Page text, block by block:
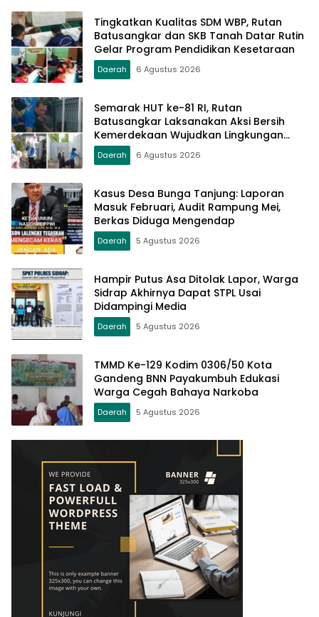
Tingkatkan Kualitas SDM WBP, Rutan
Batusangkar dan SKB Tanah Datar Rutin
Gelar Program Pendidikan Kesetaraan
Daerah 6 Agustus 2026
Semarak HUT ke-81 RI, Rutan
Batusangkar Laksanakan Aksi Bersih
Kemerdekaan Wujudkan Lingkungan
Bersih dan Sehat
Daerah 6 Agustus 2026
Kasus Desa Bunga Tanjung: Laporan
Masuk Februari, Audit Rampung Mei,
Berkas Diduga Mengendap
Daerah 5 Agustus 2026
Hampir Putus Asa Ditolak Lapor, Warga
Sidrap Akhirnya Dapat STPL Usai
Didampingi Media
Daerah 5 Agustus 2026
TMMD Ke-129 Kodim 0306/50 Kota
Gandeng BNN Payakumbuh Edukasi
Warga Cegah Bahaya Narkoba
Daerah 5 Agustus 2026